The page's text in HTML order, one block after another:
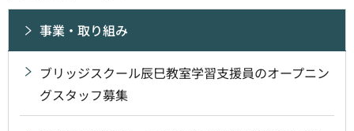
事業・取り組み
ブリッジスクール辰巳教室学習支援員のオープニン
グスタッフ募集